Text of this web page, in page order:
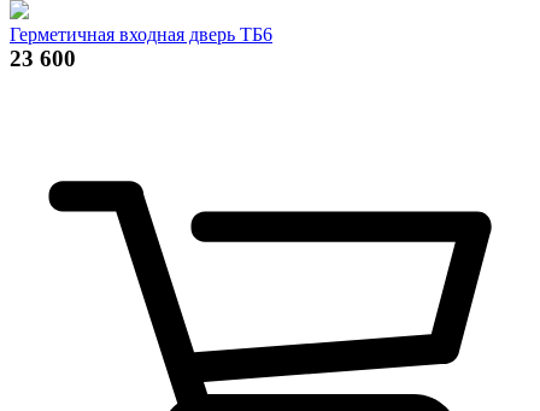
Герметичная входная дверь ТБ6
23 600